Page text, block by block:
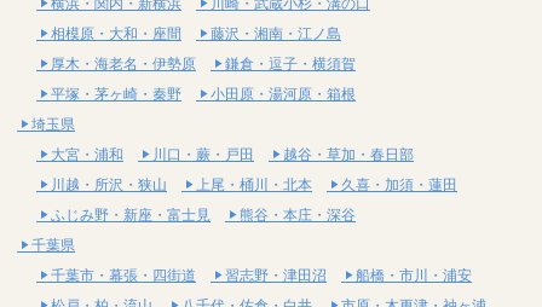
横浜・関内・新横浜
川崎・武蔵小杉・溝の口
相模原・大和・座間
藤沢・湘南・江ノ島
厚木・海老名・伊勢原
鎌倉・逗子・横須賀
平塚・茅ヶ崎・秦野
小田原・湯河原・箱根
埼玉県
大宮・浦和
川口・蕨・戸田
越谷・草加・春日部
川越・所沢・狭山
上尾・桶川・北本
久喜・加須・蓮田
ふじみ野・新座・富士見
熊谷・本庄・深谷
千葉県
千葉市・幕張・四街道
習志野・津田沼
船橋・市川・浦安